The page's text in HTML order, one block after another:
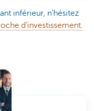
inférieur, n'hésitez
d'investissement.